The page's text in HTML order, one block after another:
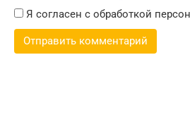
Я согласен с обработкой